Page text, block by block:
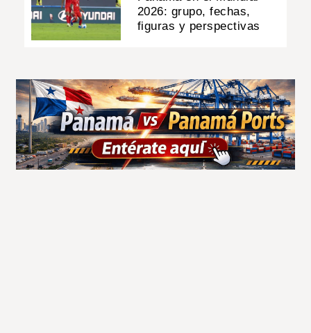
2026: grupo, fechas,
figuras y perspectivas